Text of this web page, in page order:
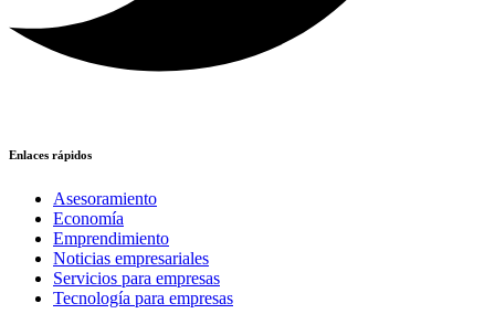
Enlaces rápidos
Asesoramiento
Economía
Emprendimiento
Noticias empresariales
Servicios para empresas
Tecnología para empresas